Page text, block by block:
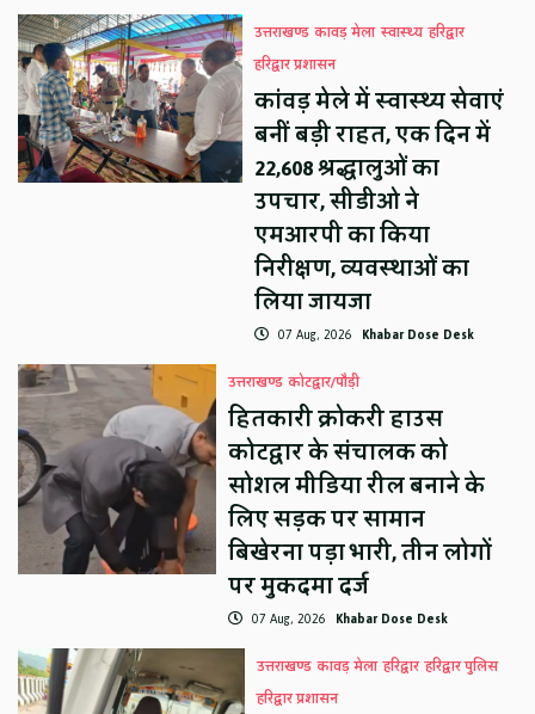
उत्तराखण्ड कावड़ मेला स्वास्थ्य हरिद्वार
हरिद्वार प्रशासन
कांवड़ मेले में स्वास्थ्य सेवाएं
बनीं बड़ी राहत, एक दिन में
22,608 श्रद्धालुओं का
उपचार, सीडीओ ने
एमआरपी का किया
निरीक्षण, व्यवस्थाओं का
लिया जायजा
07 Aug, 2026 Khabar Dose Desk
उत्तराखण्ड कोटद्वार/पौड़ी
हितकारी क्रोकरी हाउस
कोटद्वार के संचालक को
सोशल मीडिया रील बनाने के
लिए सड़क पर सामान
बिखेरना पड़ा भारी, तीन लोगों
पर मुकदमा दर्ज
07 Aug, 2026 Khabar Dose Desk
उत्तराखण्ड कावड़ मेला हरिद्वार हरिद्वार पुलिस
हरिद्वार प्रशासन